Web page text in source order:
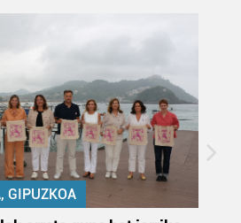
GIPUZKOA